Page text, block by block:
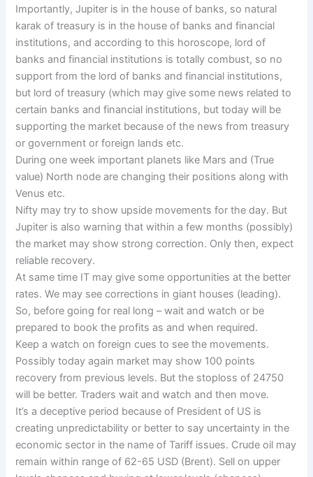
Importantly, Jupiter is in the house of banks, so natural
karak of treasury is in the house of banks and financial
institutions, and according to this horoscope, lord of
banks and financial institutions is totally combust, so no
support from the lord of banks and financial institutions,
but lord of treasury (which may give some news related to
certain banks and financial institutions, but today will be
supporting the market because of the news from treasury
or government or foreign lands etc.
During one week important planets like Mars and (True
value) North node are changing their positions along with
Venus etc.
Nifty may try to show upside movements for the day. But
Jupiter is also warning that within a few months (possibly)
the market may show strong correction. Only then, expect
reliable recovery.
At same time IT may give some opportunities at the better
rates. We may see corrections in giant houses (leading).
So, before going for real long – wait and watch or be
prepared to book the profits as and when required.
Keep a watch on foreign cues to see the movements.
Possibly today again market may show 100 points
recovery from previous levels. But the stoploss of 24750
will be better. Traders wait and watch and then move.
It’s a deceptive period because of President of US is
creating unpredictability or better to say uncertainty in the
economic sector in the name of Tariff issues. Crude oil may
remain within range of 62-65 USD (Brent). Sell on upper